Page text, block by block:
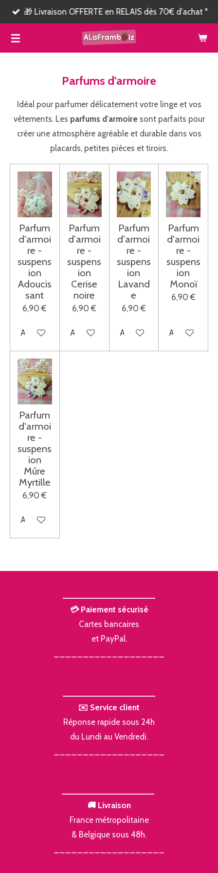
Passer
au
contenu
principal
🎁 Livraison OFFERTE en RELAIS dès 70€ d'achat *
Parfums d'armoire
Idéal pour parfumer délicatement votre linge et vos
vêtements. Les parfums d'armoire sont parfaits pour
créer une atmosphère agréable et durable dans vos
placards, petites pièces et tiroirs.
Parfum
d'armoi
re -
suspens
ion
Adoucis
sant
6,90 €
Ajouter au panier
Parfum
d'armoi
re -
suspens
ion
Cerise
noire
6,90 €
Ajouter au panier
Parfum
d'armoi
re -
suspens
ion
Lavand
e
6,90 €
Ajouter au panier
Parfum
d'armoi
re -
suspens
ion
Monoï
6,90 €
Ajouter au
Parfum
d'armoi
re -
suspens
ion
Mûre
Myrtille
6,90 €
Ajouter au panier
💳 Paiement sécurisé
Cartes bancaires
et PayPal.
✉️ Service client
Réponse rapide sous 24h
du Lundi au Vendredi.
🚚 Livraison
France métropolitaine
& Belgique sous 48h.